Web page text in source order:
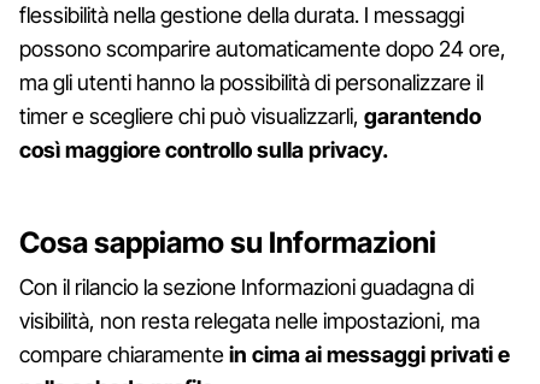
flessibilità nella gestione della durata. I messaggi
possono scomparire automaticamente dopo 24 ore,
ma gli utenti hanno la possibilità di personalizzare il
timer e scegliere chi può visualizzarli, garantendo
così maggiore controllo sulla privacy.
Cosa sappiamo su Informazioni
Con il rilancio la sezione Informazioni guadagna di
visibilità, non resta relegata nelle impostazioni, ma
compare chiaramentein cima ai messaggi privati e